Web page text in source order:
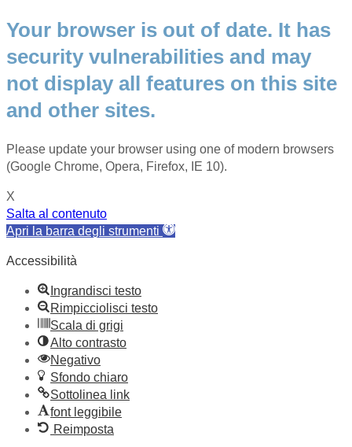
Your browser is out of date. It has
security vulnerabilities and may
not display all features on this site
and other sites.
Please update your browser using one of modern browsers
(Google Chrome, Opera, Firefox, IE 10).
X
Salta al contenuto
Apri la barra degli strumenti
Accessibilità
Ingrandisci testo
Rimpicciolisci testo
Scala di grigi
Alto contrasto
Negativo
Sfondo chiaro
Sottolinea link
font leggibile
Reimposta